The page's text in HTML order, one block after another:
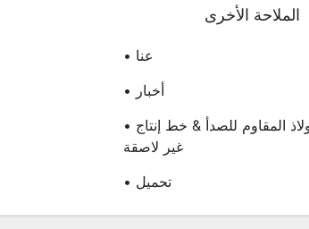
الملاحة الأخرى
• عنا
• أخبار
• وعاء من الفولاذ المقاوم للصدأ & خط إنتاج
غير لاصقة
• تحميل